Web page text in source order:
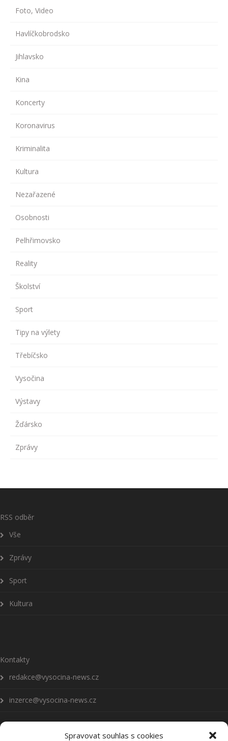
Spravovat souhlas s cookies
Foto, Video
Havlíčkobrodsko
Jihlavsko
Kina
Koncerty
Koronavirus
Kriminalita
Kultura
Nezařazené
Osobnosti
Pelhřimovsko
Reality
Školství
Sport
Tipy na výlety
Třebíčsko
Vysočina
Výstavy
Žďársko
Zprávy
RSS odběr
Vše
Zprávy
Sport
Kultura
Kontakty
redakce@vysocina-news.cz
inzerce@vysocina-news.cz